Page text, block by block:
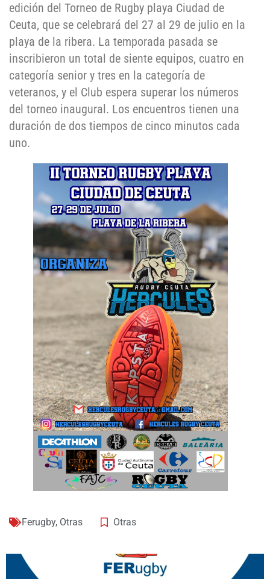
edición del Torneo de Rugby playa Ciudad de
Ceuta, que se celebrará del 27 al 29 de julio en la
playa de la ribera. La temporada pasada se
inscribieron un total de siente equipos, cuatro en
categoría senior y tres en la categoría de
veteranos, y el Club espera superar los números
del torneo inaugural. Los encuentros tienen una
duración de dos tiempos de cinco minutos cada
uno.
Ferugby, Otras Otras